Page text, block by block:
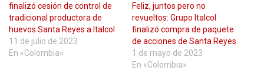
finalizó cesión de control de
tradicional productora de
huevos Santa Reyes a Italcol
11 de julio de 2023
En «Colombia»
Feliz, juntos pero no
revueltos: Grupo Italcol
finalizó compra de paquete
de acciones de Santa Reyes
1 de mayo de 2023
En «Colombia»